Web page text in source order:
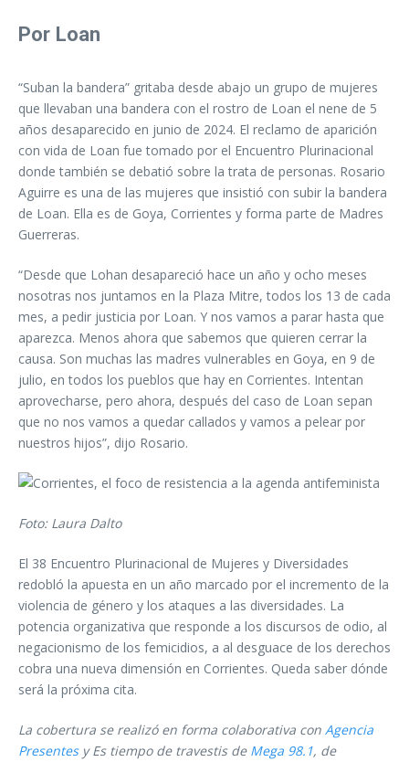
Por Loan
“Suban la bandera” gritaba desde abajo un grupo de mujeres
que llevaban una bandera con el rostro de Loan el nene de 5
años desaparecido en junio de 2024. El reclamo de aparición
con vida de Loan fue tomado por el Encuentro Plurinacional
donde también se debatió sobre la trata de personas. Rosario
Aguirre es una de las mujeres que insistió con subir la bandera
de Loan. Ella es de Goya, Corrientes y forma parte de Madres
Guerreras.
“Desde que Lohan desapareció hace un año y ocho meses
nosotras nos juntamos en la Plaza Mitre, todos los 13 de cada
mes, a pedir justicia por Loan. Y nos vamos a parar hasta que
aparezca. Menos ahora que sabemos que quieren cerrar la
causa. Son muchas las madres vulnerables en Goya, en 9 de
julio, en todos los pueblos que hay en Corrientes. Intentan
aprovecharse, pero ahora, después del caso de Loan sepan
que no nos vamos a quedar callados y vamos a pelear por
nuestros hijos”, dijo Rosario.
Foto: Laura Dalto
El 38 Encuentro Plurinacional de Mujeres y Diversidades
redobló la apuesta en un año marcado por el incremento de la
violencia de género y los ataques a las diversidades. La
potencia organizativa que responde a los discursos de odio, al
negacionismo de los femicidios, a al desguace de los derechos
cobra una nueva dimensión en Corrientes. Queda saber dónde
será la próxima cita.
La cobertura se realizó en forma colaborativa con Agencia
Presentesy Es tiempo de travestis de Mega 98.1, de